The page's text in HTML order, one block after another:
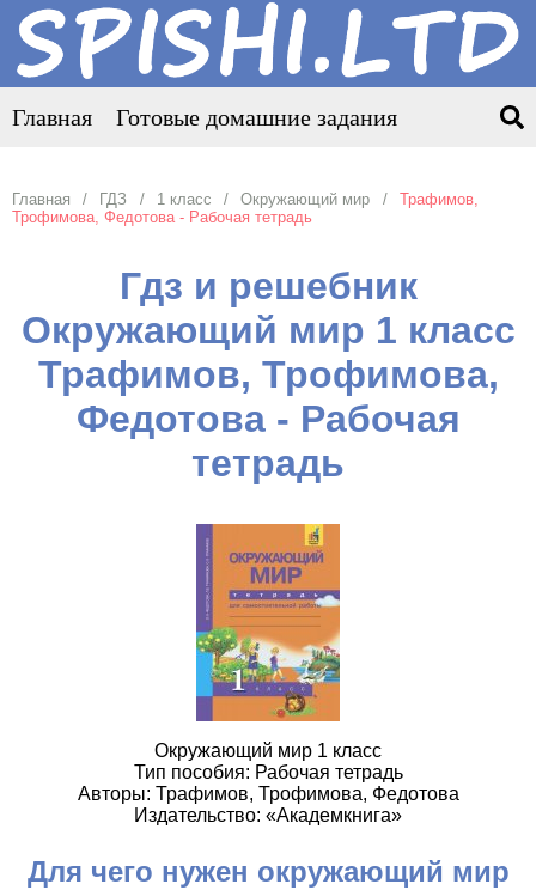
Главная Готовые домашние задания
Главная ГДЗ 1 класс Окружающий мир
Трафимов,
Трофимова, Федотова - Рабочая тетрадь
Гдз и решебник
Окружающий мир 1 класс
Трафимов, Трофимова,
Федотова - Рабочая
тетрадь
Окружающий мир 1 класс
Тип пособия: Рабочая тетрадь
Авторы: Трафимов, Трофимова, Федотова
Издательство: «Академкнига»
Для чего нужен окружающий мир